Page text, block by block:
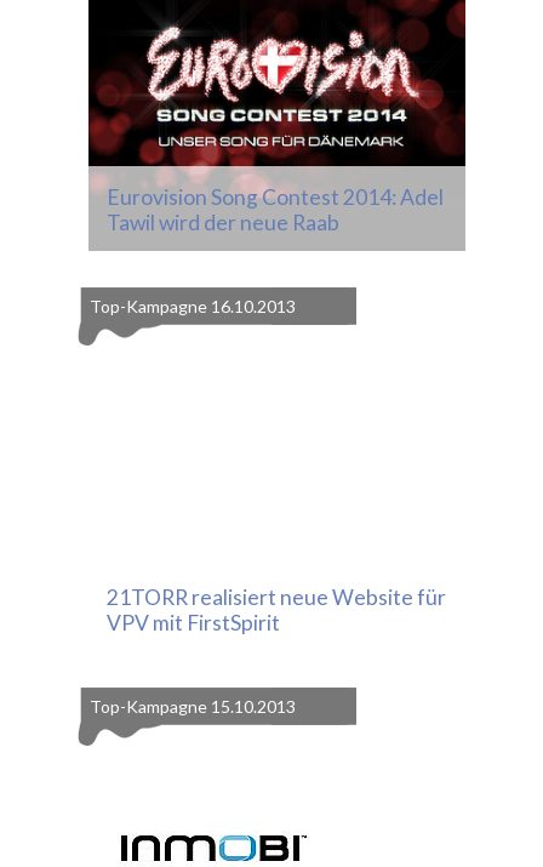
Eurovision Song Contest 2014: Adel
Tawil wird der neue Raab
Top-Kampagne 16.10.2013
21TORR realisiert neue Website für
VPV mit FirstSpirit
Top-Kampagne 15.10.2013